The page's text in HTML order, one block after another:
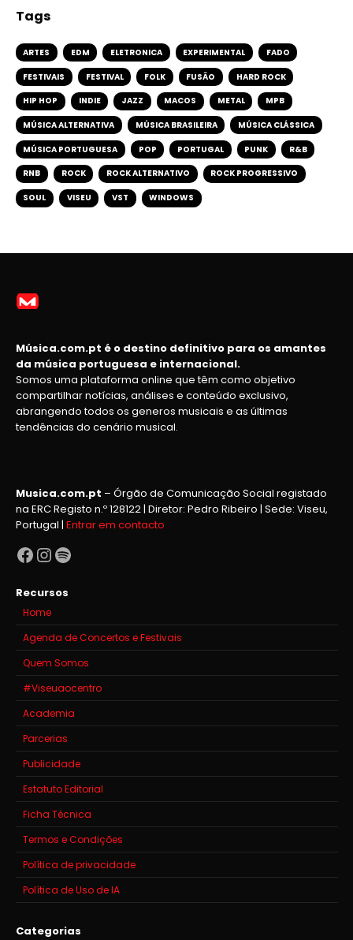
Tags
ARTES EDM ELETRONICA EXPERIMENTAL FADO
FESTIVAIS FESTIVAL FOLK FUSÃO HARD ROCK
HIP HOP INDIE JAZZ MACOS METAL MPB
MÚSICA ALTERNATIVA MÚSICA BRASILEIRA MÚSICA CLÁSSICA
MÚSICA PORTUGUESA POP PORTUGAL PUNK R&B
RNB ROCK ROCK ALTERNATIVO ROCK PROGRESSIVO
SOUL VISEU VST WINDOWS
Música.com.pt é o destino definitivo para os amantes
da música portuguesa e internacional.
Somos uma plataforma online que têm como objetivo
compartilhar notícias, análises e conteúdo exclusivo,
abrangendo todos os generos musicais e as últimas
tendências do cenário musical.
Musica.com.pt – Órgão de Comunicação Social registado
na ERC Registo n.º 128122 | Diretor: Pedro Ribeiro | Sede: Viseu,
Portugal | Entrar em contacto
Facebook
Instagram
Spotify
Recursos
Home
Agenda de Concertos e Festivais
Quem Somos
#Viseuaocentro
Academia
Parcerias
Publicidade
Estatuto Editorial
Ficha Técnica
Termos e Condições
Política de privacidade
Política de Uso de IA
Categorias